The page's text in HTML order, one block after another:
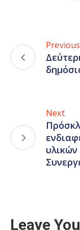
Previous
Next
Leave